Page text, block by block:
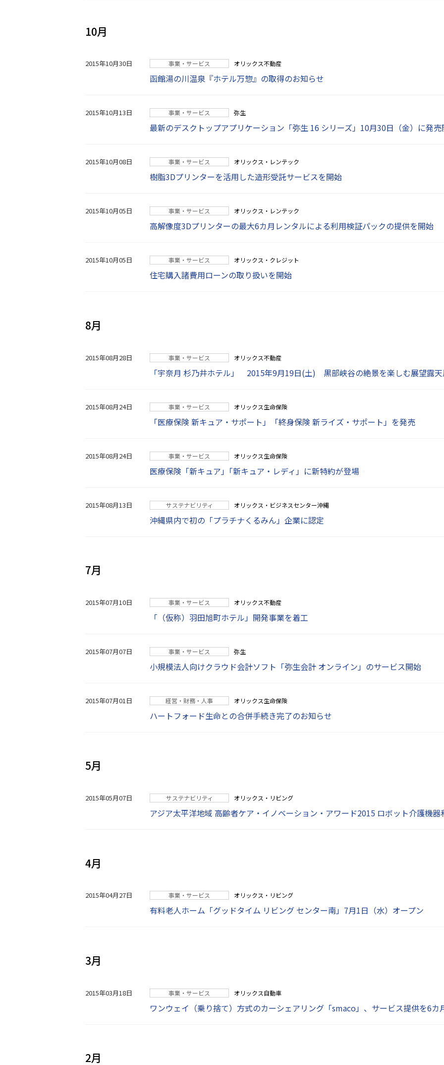
10月
2015年10月30日 事業・サービス オリックス不動産
函館湯の川温泉『ホテル万惣』の取得のお知らせ
2015年10月13日 事業・サービス 弥生
最新のデスクトップアプリケーション「弥生 16 シリーズ」10月30日（金）に発売
2015年10月08日 事業・サービス オリックス・レンテック
樹脂3Dプリンターを活用した造形受託サービスを開始
2015年10月05日 事業・サービス オリックス・レンテック
高解像度3Dプリンターの最大6カ月レンタルによる利用検証パックの提供を開始
2015年10月05日 事業・サービス オリックス・クレジット
住宅購入諸費用ローンの取り扱いを開始
8月
2015年08月28日 事業・サービス オリックス不動産
「宇奈月 杉乃井ホテル」 2015年9月19日(土) 黒部峡谷の絶景を楽しむ展望露
2015年08月24日 事業・サービス オリックス生命保険
「医療保険 新キュア・サポート」「終身保険 新ライズ・サポート」を発売
2015年08月24日 事業・サービス オリックス生命保険
医療保険「新キュア」｢新キュア・レディ」に新特約が登場
2015年08月13日 サステナビリティ オリックス・ビジネスセンター沖縄
沖縄県内で初の「プラチナくるみん」企業に認定
7月
2015年07月10日 事業・サービス オリックス不動産
「（仮称）羽田旭町ホテル」開発事業を着工
2015年07月07日 事業・サービス 弥生
小規模法人向けクラウド会計ソフト「弥生会計 オンライン」のサービス開始
2015年07月01日 経営・財務・人事 オリックス生命保険
ハートフォード生命との合併手続き完了のお知らせ
5月
2015年05月07日 サステナビリティ オリックス・リビング
アジア太平洋地域 高齢者ケア・イノベーション・アワード2015 ロボット介護機
4月
2015年04月27日 事業・サービス オリックス・リビング
有料老人ホーム「グッドタイム リビング センター南」7月1日（水）オープン
3月
2015年03月18日 事業・サービス オリックス自動車
ワンウェイ（乗り捨て）方式のカーシェアリング「smaco」、サービス提供を6カ
2月